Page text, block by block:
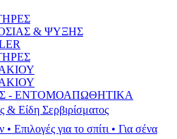
& ΨΥΞΗΣ
- ΕΝΤΟΜΟΑΠΩΘΗΤΙΚΑ
Είδη Σερβιρίσματος
για το σπίτι • Για σένα